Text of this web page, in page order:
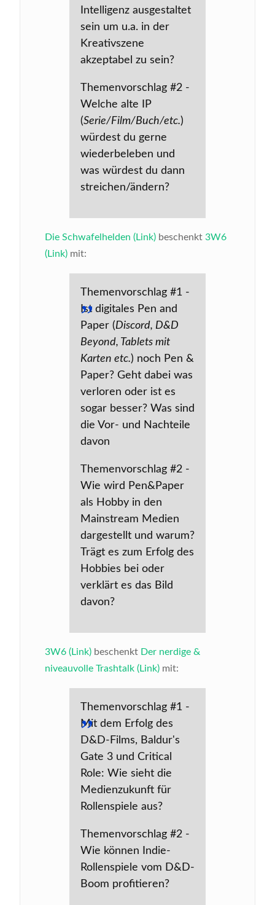
Intelligenz ausgestaltet
sein um u.a. in der
Kreativszene
akzeptabel zu sein?
Themenvorschlag #2 -
Welche alte IP
(Serie/Film/Buch/etc.)
würdest du gerne
wiederbeleben und
was würdest du dann
streichen/ändern?
Die Schwafelhelden (Link) beschenkt 3W6
(Link) mit:
Themenvorschlag #1 -
Ist digitales Pen and
Paper (Discord, D&D
Beyond, Tablets mit
Karten etc.) noch Pen &
Paper? Geht dabei was
verloren oder ist es
sogar besser? Was sind
die Vor- und Nachteile
davon
Themenvorschlag #2 -
Wie wird Pen&Paper
als Hobby in den
Mainstream Medien
dargestellt und warum?
Trägt es zum Erfolg des
Hobbies bei oder
verklärt es das Bild
davon?
3W6 (Link) beschenkt Der nerdige &
niveauvolle Trashtalk (Link) mit:
Themenvorschlag #1 -
Mit dem Erfolg des
D&D-Films, Baldur's
Gate 3 und Critical
Role: Wie sieht die
Medienzukunft für
Rollenspiele aus?
Themenvorschlag #2 -
Wie können Indie-
Rollenspiele vom D&D-
Boom profitieren?